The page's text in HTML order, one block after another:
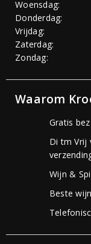
Woensdag:
Donderdag:
Vrijdag:
Zaterdag:
Zondag:
Waarom
Gratis
Di tm Vrij
Wijn &
Beste